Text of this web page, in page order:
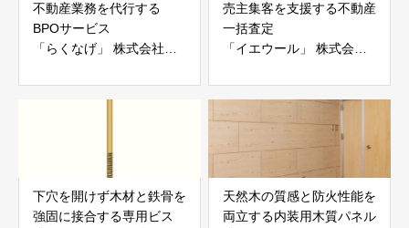
不動産業務を代行する
BPOサービス
「らくなげ」 株式会社い
売主集客を支援する不動産
一括査定
「イエウール」 株式会社
下穴を開けず木材と鉄骨を
強固に接合する専用ビス
天然木の質感と防火性能を
両立する内装用木質パネル